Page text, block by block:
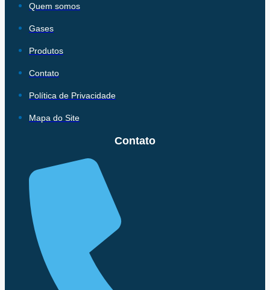
Quem somos
Gases
Produtos
Contato
Política de Privacidade
Mapa do Site
Contato